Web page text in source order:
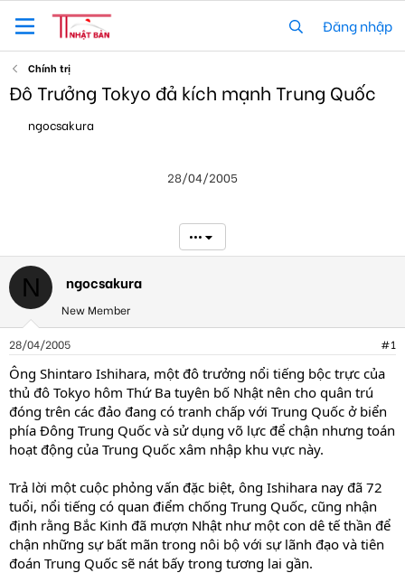
Đăng nhập
Chính trị
Ðô Trưởng Tokyo đả kích mạnh Trung Quốc
h
r
t
e
r
ngocsakura
28/04/2005
•••
N ngocsakura
New Member
28/04/2005 #1
Ông Shintaro Ishihara, một đô trưởng nổi tiếng bộc trực của
thủ đô Tokyo hôm Thứ Ba tuyên bố Nhật nên cho quân trú
đóng trên các đảo đang có tranh chấp với Trung Quốc ở biển
phía Ðông Trung Quốc và sử dụng võ lực để chận nhưng toán
hoạt động của Trung Quốc xâm nhập khu vực này.
Trả lời một cuộc phỏng vấn đặc biệt, ông Ishihara nay đã 72
tuổi, nổi tiếng có quan điểm chống Trung Quốc, cũng nhận
định rằng Bắc Kinh đã mượn Nhật như một con dê tế thần để
chận những sự bất mãn trong nôi bộ với sự lãnh đạo và tiên
đoán Trung Quốc sẽ nát bấy trong tương lai gần.